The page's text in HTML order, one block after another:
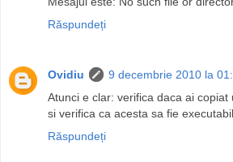
Răspundeți
Ovidiu
9 decembrie 2010 la
Atunci e clar: verifica daca ai
si verifica ca acesta sa fie executabil
Răspundeți